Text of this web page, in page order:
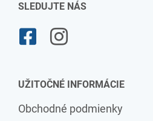
SLEDUJTE NÁS
UŽITOČNÉ INFORMÁCIE
Obchodné podmienky